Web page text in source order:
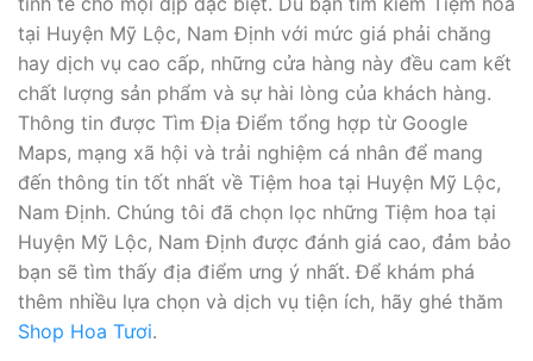
tại Huyện Mỹ Lộc, Nam Định với mức giá phải chăng
hay dịch vụ cao cấp, những cửa hàng này đều cam kết
chất lượng sản phẩm và sự hài lòng của khách hàng.
Thông tin được Tìm Địa Điểm tổng hợp từ Google
Maps, mạng xã hội và trải nghiệm cá nhân để mang
đến thông tin tốt nhất về Tiệm hoa tại Huyện Mỹ Lộc,
Nam Định. Chúng tôi đã chọn lọc những Tiệm hoa tại
Huyện Mỹ Lộc, Nam Định được đánh giá cao, đảm bảo
bạn sẽ tìm thấy địa điểm ưng ý nhất. Để khám phá
thêm nhiều lựa chọn và dịch vụ tiện ích, hãy ghé thăm
Shop Hoa Tươi.